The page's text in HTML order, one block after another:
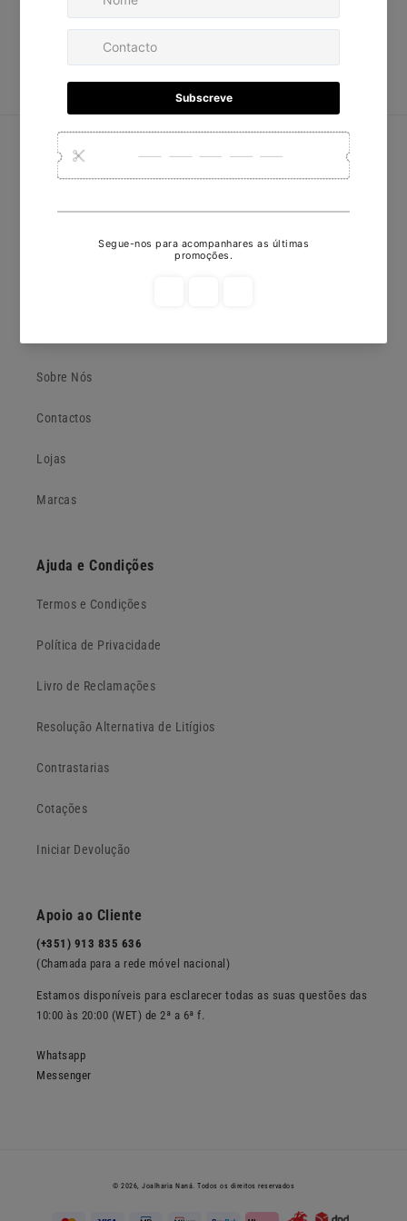
Escrever uma avaliação
Nenhum item encontrado
Redes Sociais
Sobre Nós
Contactos
Lojas
Marcas
Ajuda e Condições
Termos e Condições
Política de Privacidade
Livro de Reclamações
Resolução Alternativa de Litígios
Contrastarias
Cotações
Iniciar Devolução
Apoio ao Cliente
(+351) 913 835 636
(Chamada para a rede móvel nacional)
Estamos disponíveis para esclarecer todas as suas questões das
10:00 às 20:00 (WET) de 2ª a 6ª f.
Whatsapp
Messenger
© 2026, Joalharia Naná . Todos os direitos reservados